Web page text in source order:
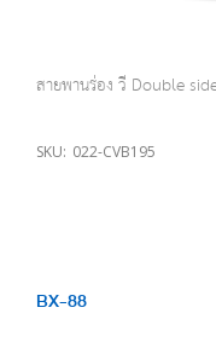
สายพานร่อง วี Double
SKU: 022-CVB195
BX-88